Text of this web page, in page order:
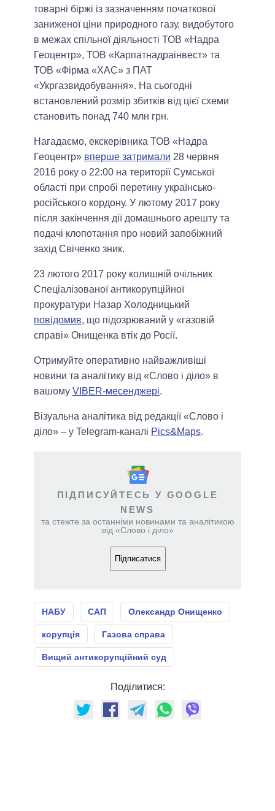
товарні біржі із зазначенням початкової
заниженої ціни природного газу, видобутого
в межах спільної діяльності ТОВ «Надра
Геоцентр», ТОВ «Карпатнадраінвест» та
ТОВ «Фірма «ХАС» з ПАТ
«Укргазвидобування». На сьогодні
встановлений розмір збитків від цієї схеми
становить понад 740 млн грн.
Нагадаємо, екскерівника ТОВ «Надра
Геоцентр» вперше затримали 28 червня
2016 року о 22:00 на території Сумської
області при спробі перетину українсько-
російського кордону. У лютому 2017 року
після закінчення дії домашнього арешту та
подачі клопотання про новий запобіжний
захід Свіченко зник.
23 лютого 2017 року колишній очільник
Спеціалізованої антикорупційної
прокуратури Назар Холодницький
повідомив, що підозрюваний у «газовій
справі» Онищенка втік до Росії.
Отримуйте оперативно найважливіші
новини та аналітику від «Слово і діло» в
вашому VIBER-месенджері.
Візуальна аналітика від редакції «Слово і
діло» – у Telegram-каналі Pics&Maps.
ПІДПИСУЙТЕСЬ У GOOGLE
NEWS
та стежте за останніми новинами та аналітикою
від «Слово і діло»
Підписатися
НАБУ САП Олександр Онищенко
корупція Газова справа
Вищий антикорупційний суд
Поділитися: